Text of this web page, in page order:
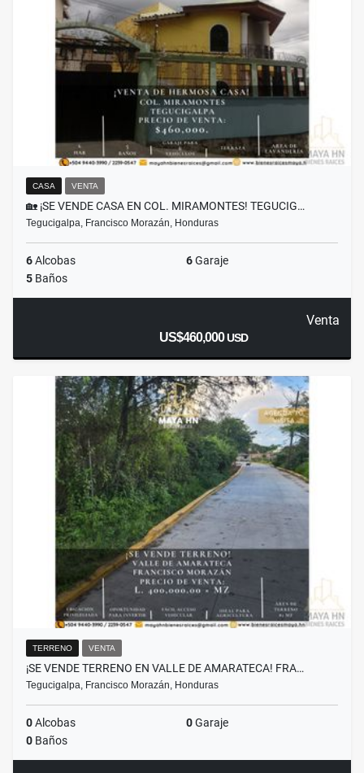
CASA VENTA
🏡 ¡SE VENDE CASA EN COL. MIRAMONTES! TEGUCIG…
Tegucigalpa, Francisco Morazán, Honduras
6Alcobas 6Garaje
5 Baños
Venta
US$460,000USD
TERRENO VENTA
¡SE VENDE TERRENO EN VALLE DE AMARATECA! FRA…
Tegucigalpa, Francisco Morazán, Honduras
0Alcobas 0Garaje
0 Baños